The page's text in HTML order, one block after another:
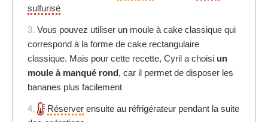
sulfurisé
3. Vous pouvez utiliser un moule à cake classique qui
correspond à la forme de cake rectangulaire
classique. Mais pour cette recette, Cyril a choisi un
moule à manqué rond, car il permet de disposer les
bananes plus facilement
4. Réserver ensuite au réfrigérateur pendant la suite